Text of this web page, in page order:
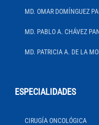
MD. OMAR DOMÍNGUEZ
MD. PABLO A. CHÁVEZ
MD. PATRICIA A. DE LA
ESPECIALIDADES
CIRUGÍA ONCOLÓGICA